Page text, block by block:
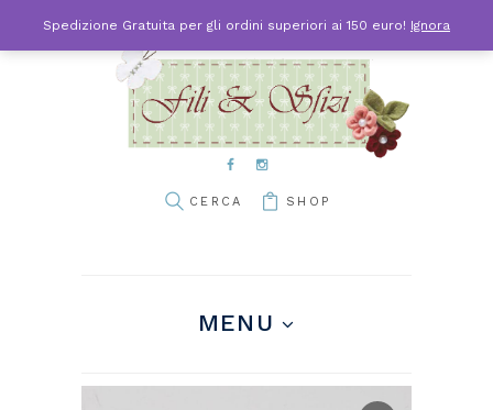
SHOP
MENU
Spedizione Gratuita per gli ordini superiori ai 150 euro! Ignora